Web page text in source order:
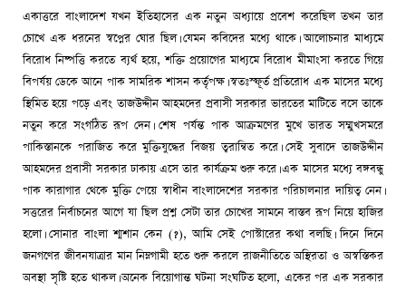
একাত্তরে বাংলাদেশ যখন ইতিহাসের এক নতুন অধ্যায়ে প্রবেশ করেছিল তখন তার
চোখে এক ধরনের স্বপ্নের ঘোর ছিল। যেমন কবিদের মধ্যে থাকে। আলোচনার মাধ্যমে
বিরোধ নিষ্পত্তি করতে ব্যর্থ হয়ে, শক্তি প্রয়োগের মাধ্যমে বিরোধ মীমাংসা করতে গিয়ে
বিপর্যয় ডেকে আনে পাক সামরিক শাসন কর্তৃপক্ষ। স্বতঃস্ফূর্ত প্রতিরোধ এক মাসের মধ্যে
স্থিমিত হয়ে পড়ে এবং তাজউদ্দীন আহমদের প্রবাসী সরকার ভারতের মাটিতে বসে তাকে
নতুন করে সংগঠিত রূপ দেন। শেষ পর্যন্ত পাক আক্রমণের মুখে ভারত সম্মুখসমরে
পাকিস্তানকে পরাজিত করে মুক্তিযুদ্ধের বিজয় ত্বরান্বিত করে। সেই সুবাদে তাজউদ্দীন
আহমদের প্রবাসী সরকার ঢাকায় এসে তার কার্যক্রম শুরু করে। এক মাসের মধ্যে বঙ্গবন্ধু
পাক কারাগার থেকে মুক্তি পেয়ে স্বাধীন বাংলাদেশের সরকার পরিচালনার দায়িত্ব নেন।
সত্তরের নির্বাচনের আগে যা ছিল প্রশ্ন সেটা তার চোখের সামনে বাস্তব রূপ নিয়ে হাজির
হলো। সোনার বাংলা শ্মশান কেন (?), আমি সেই পোস্টারের কথা বলছি। দিনে দিনে
জনগণের জীবনযাত্রার মান নিম্নগামী হতে শুরু করলে রাজনীতিতে অস্থিরতা ও অস্বস্তিকর
অবস্থা সৃষ্টি হতে থাকল। অনেক বিয়োগান্ত ঘটনা সংঘটিত হলো, একের পর এক সরকার